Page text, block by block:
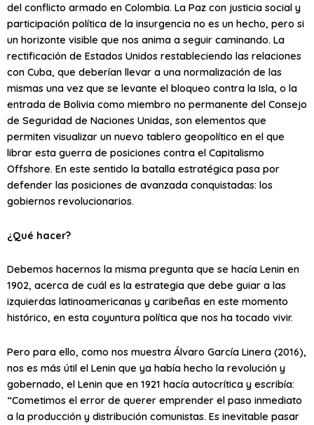
del conflicto armado en Colombia. La Paz con justicia social y
participación política de la insurgencia no es un hecho, pero si
un horizonte visible que nos anima a seguir caminando. La
rectificación de Estados Unidos restableciendo las relaciones
con Cuba, que deberían llevar a una normalización de las
mismas una vez que se levante el bloqueo contra la Isla, o la
entrada de Bolivia como miembro no permanente del Consejo
de Seguridad de Naciones Unidas, son elementos que
permiten visualizar un nuevo tablero geopolítico en el que
librar esta guerra de posiciones contra el Capitalismo
Offshore. En este sentido la batalla estratégica pasa por
defender las posiciones de avanzada conquistadas: los
gobiernos revolucionarios.
¿Qué hacer?
Debemos hacernos la misma pregunta que se hacía Lenin en
1902, acerca de cuál es la estrategia que debe guiar a las
izquierdas latinoamericanas y caribeñas en este momento
histórico, en esta coyuntura política que nos ha tocado vivir.
Pero para ello, como nos muestra Álvaro García Linera (2016),
nos es más útil el Lenin que ya había hecho la revolución y
gobernado, el Lenin que en 1921 hacía autocrítica y escribía:
“Cometimos el error de querer emprender el paso inmediato
a la producción y distribución comunistas. Es inevitable pasar